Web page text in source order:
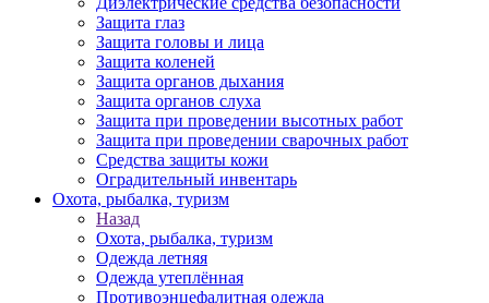
Защита глаз
Защита головы и лица
Защита коленей
Защита органов дыхания
Защита органов слуха
Защита при проведении высотных работ
Защита при проведении сварочных работ
Средства защиты кожи
Оградительный инвентарь
Охота, рыбалка, туризм
Назад
Охота, рыбалка, туризм
Одежда летняя
Одежда утеплённая
Противоэнцефалитная одежда